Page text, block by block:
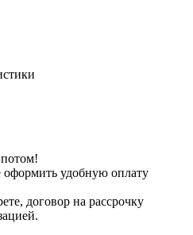
удобную оплату
договор на рассрочку